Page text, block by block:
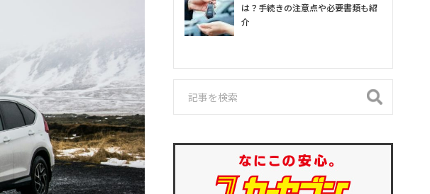
は？手続きの注意点や必要書類も紹
介